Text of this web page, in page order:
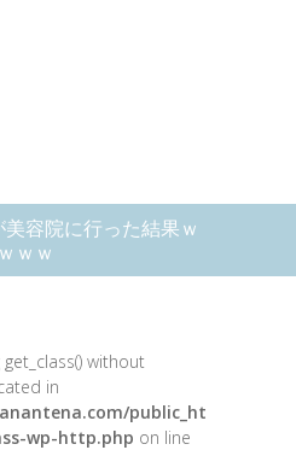
美容院に行った結果ｗ
ｗｗｗ
get_class() without
in
public_ht
wp-http.php on line